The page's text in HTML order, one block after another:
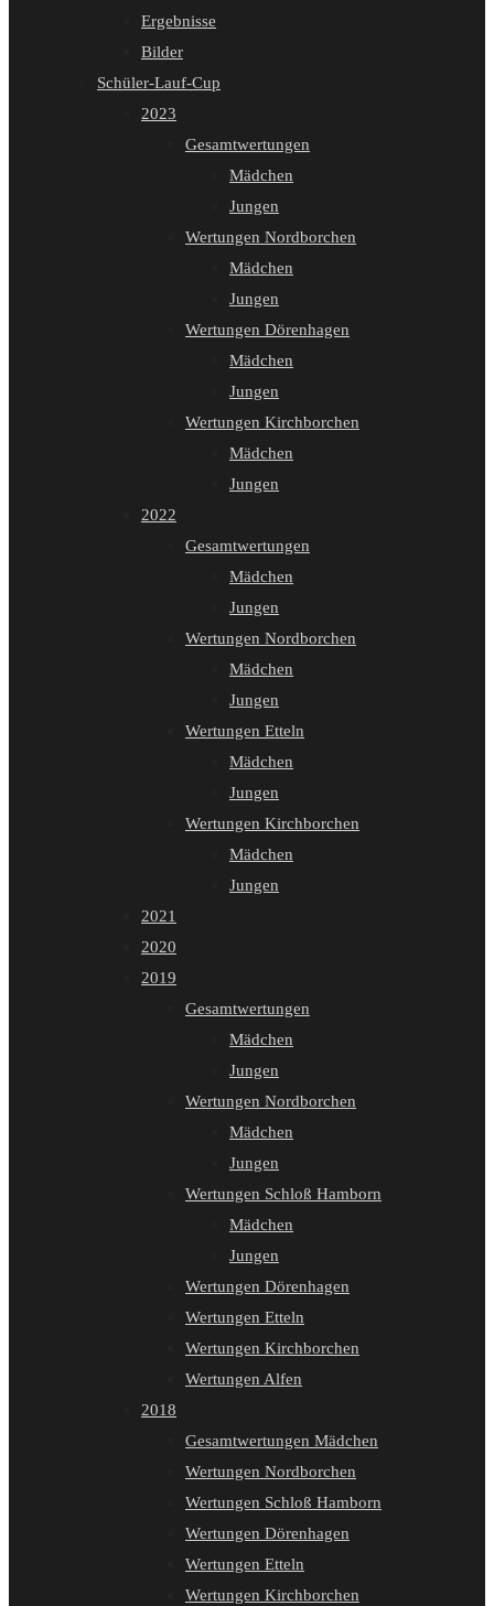
Ergebnisse
Bilder
Schüler-Lauf-Cup
2023
Gesamtwertungen
Mädchen
Jungen
Wertungen Nordborchen
Mädchen
Jungen
Wertungen Dörenhagen
Mädchen
Jungen
Wertungen Kirchborchen
Mädchen
Jungen
2022
Gesamtwertungen
Mädchen
Jungen
Wertungen Nordborchen
Mädchen
Jungen
Wertungen Etteln
Mädchen
Jungen
Wertungen Kirchborchen
Mädchen
Jungen
2021
2020
2019
Gesamtwertungen
Mädchen
Jungen
Wertungen Nordborchen
Mädchen
Jungen
Wertungen Schloß Hamborn
Mädchen
Jungen
Wertungen Dörenhagen
Wertungen Etteln
Wertungen Kirchborchen
Wertungen Alfen
2018
Gesamtwertungen Mädchen
Wertungen Nordborchen
Wertungen Schloß Hamborn
Wertungen Dörenhagen
Wertungen Etteln
Wertungen Kirchborchen